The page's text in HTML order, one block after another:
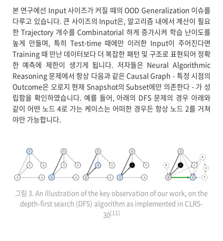
본 연구에선 Input 사이즈가 커질 때의 OOD Generalization 이슈를
다루고 있습니다. 큰 사이즈의 Input은, 알고리즘 내에서 계산이 필요
한 Trajectory 개수를 Combinatorial 하게 증가시켜 학습 난이도를
높게 만들며, 특히 Test-time 때에만 이러한 Input이 주어진다면
Training 때 만난 데이터보다 더 복잡한 패턴 및 구조로 표현되어 정확
한 예측에 제한이 생기게 됩니다. 저자들은 Neural Algorithmic
Reasoning 문제에서 항상 다음과 같은 Causal Graph - 특정 시점의
Outcome은 오로지 현재 Snapshot의 Subset에만 의존한다 - 가 성
립함을 확인하였습니다. 예를 들어, 아래의 DFS 문제의 경우 아래와
같이 어떤 노드 4로 가는 케이스는 어떠한 경우든 항상 노드 2를 거쳐
야만 가능합니다.
그림 3. An illustration of the key observation of our work, on the
depth-first search (DFS) algorithm as implemented in CLRS-
30[11]